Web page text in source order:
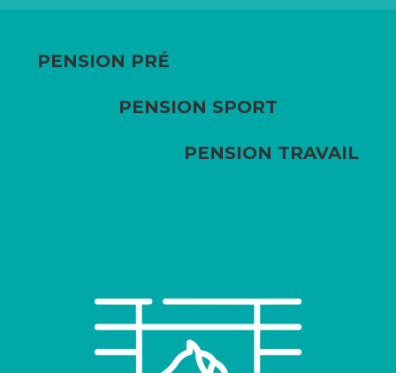
PENSION PRÉ
PENSION SPORT
PENSION TRAVAIL